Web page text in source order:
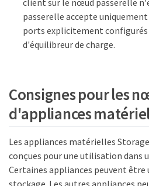
passerelle accepte
ports explicitement
d'équilibreur de charge.
Consignes pour les
d'appliances
Les appliances matérielles
conçues pour une utilisation dans
Certaines appliances peuvent